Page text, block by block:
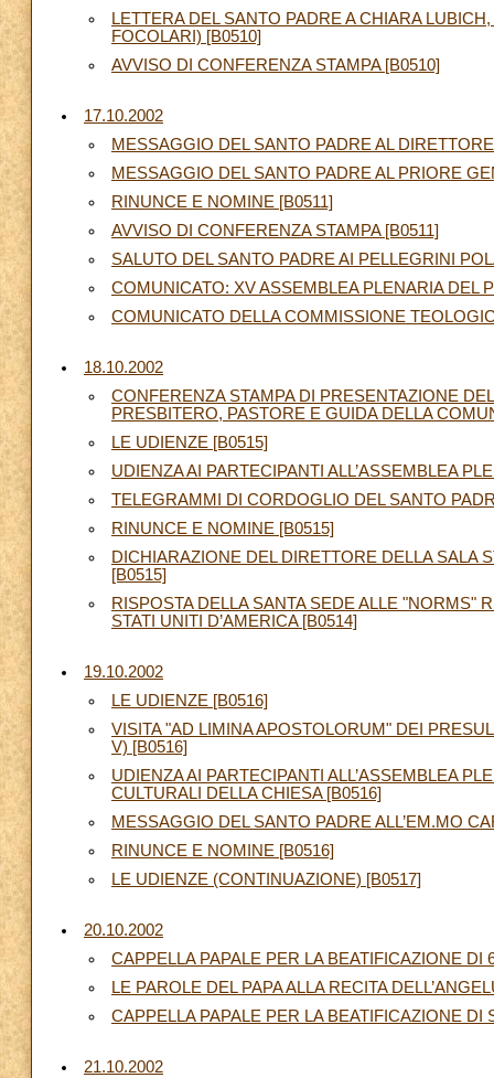
LETTERA DEL SANTO PADRE A CHIARA
FOCOLARI) [B0510]
AVVISO DI CONFERENZA STAMPA [B0510]
17.10.2002
MESSAGGIO DEL SANTO PADRE AL
MESSAGGIO DEL SANTO PADRE AL PRIORE
RINUNCE E NOMINE [B0511]
AVVISO DI CONFERENZA STAMPA [B0511]
SALUTO DEL SANTO PADRE AI PELLEGRINI
COMUNICATO: XV ASSEMBLEA PLENARIA DEL
COMUNICATO DELLA COMMISSIONE
18.10.2002
CONFERENZA STAMPA DI PRESENTAZIONE
PRESBITERO, PASTORE E GUIDA DELLA
LE UDIENZE [B0515]
UDIENZA AI PARTECIPANTI ALL’ASSEMBLEA
TELEGRAMMI DI CORDOGLIO DEL SANTO
RINUNCE E NOMINE [B0515]
DICHIARAZIONE DEL DIRETTORE DELLA SALA
[B0515]
RISPOSTA DELLA SANTA SEDE ALLE "NORMS"
STATI UNITI D’AMERICA [B0514]
19.10.2002
LE UDIENZE [B0516]
VISITA "AD LIMINA APOSTOLORUM" DEI
V) [B0516]
UDIENZA AI PARTECIPANTI ALL’ASSEMBLEA
CULTURALI DELLA CHIESA [B0516]
MESSAGGIO DEL SANTO PADRE ALL’EM.MO
RINUNCE E NOMINE [B0516]
LE UDIENZE (CONTINUAZIONE) [B0517]
20.10.2002
CAPPELLA PAPALE PER LA BEATIFICAZIONE DI
LE PAROLE DEL PAPA ALLA RECITA
CAPPELLA PAPALE PER LA BEATIFICAZIONE
21.10.2002